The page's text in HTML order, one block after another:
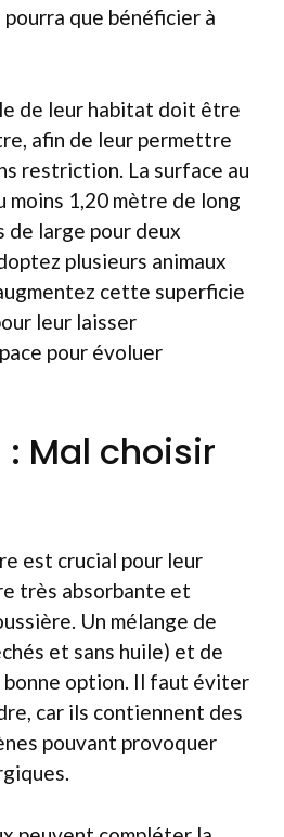
pourra que bénéficier à
de leur habitat doit être
afin de leur permettre
restriction. La surface au
1,20 mètre de long
de large pour deux
plusieurs animaux
cette superficie
leur laisser
pour évoluer
: Mal choisir
est crucial pour leur
très absorbante et
Un mélange de
et sans huile) et de
option. Il faut éviter
car ils contiennent des
pouvant provoquer